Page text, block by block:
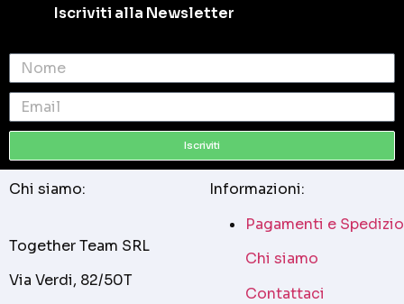
Iscriviti alla Newsletter
Iscriviti
Chi siamo:
Together Team SRL
Via Verdi, 82/50T
Informazioni:
Pagamenti e
Chi siamo
Contattaci